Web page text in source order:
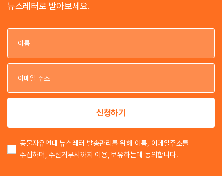
뉴스레터로 받아보세요.
이
이
신청하기
동물자유연대 뉴스레터 발송관리를 위해 이름, 이메일주소를
수집하며, 수신거부시까지 이용, 보유하는데 동의합니다.